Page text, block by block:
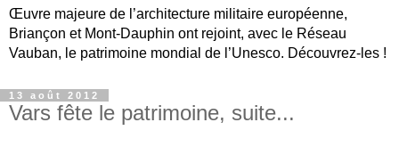
Œuvre majeure de l’architecture militaire européenne,
Briançon et Mont-Dauphin ont rejoint, avec le Réseau
Vauban, le patrimoine mondial de l’Unesco. Découvrez-les !
13 août 2012
Vars fête le patrimoine, suite...